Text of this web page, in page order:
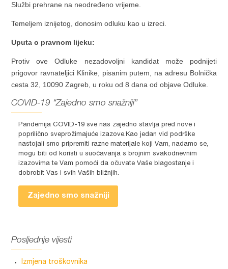
Službi prehrane na neodređeno vrijeme.
Temeljem iznijetog, donosim odluku kao u izreci.
Uputa o pravnom lijeku:
Protiv ove Odluke nezadovoljni kandidat može podnijeti
prigovor ravnateljici Klinike, pisanim putem, na adresu Bolnička
cesta 32, 10090 Zagreb, u roku od 8 dana od objave Odluke.
COVID-19 “Zajedno smo snažniji”
Pandemija COVID-19 sve nas zajedno stavlja pred nove i
poprilično sveprožimajuće izazove.Kao jedan vid podrške
nastojali smo pripremiti razne materijale koji Vam, nadamo se,
mogu biti od koristi u suočavanja s brojnim svakodnevnim
izazovima te Vam pomoći da očuvate Vaše blagostanje i
dobrobit Vas i svih Vaših bližnjih.
Zajedno smo snažniji
Posljednje vijesti
Izmjena troškovnika